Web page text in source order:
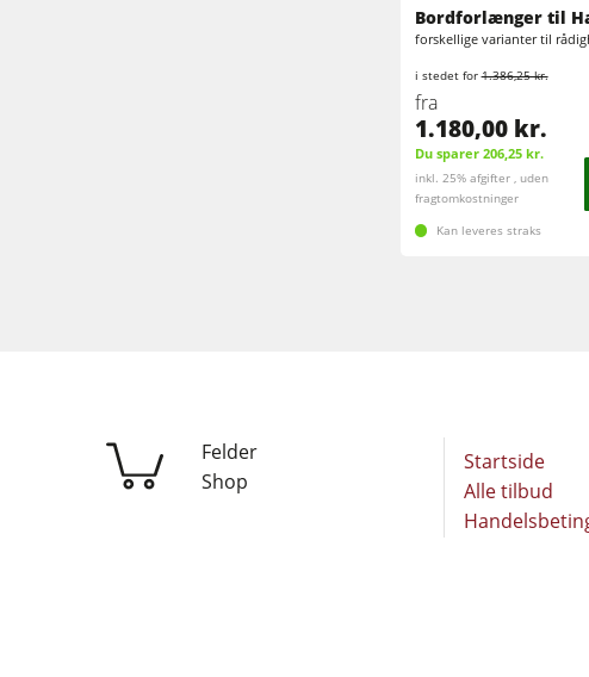
Bordforlænger til
forskellige varianter til
i stedet for1.386,25 kr.
fra
1.180,00 kr.
Du sparer 206,25 kr.
inkl. 25% afgifter , uden
fragtomkostninger
Kan leveres straks
Felder
Shop
Startside
Alle tilbud